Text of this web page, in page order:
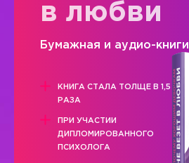
в любви
Бумажная и аудио-книги
КНИГА СТАЛА ТОЛЩЕ В 1,5
РАЗА
ПРИ УЧАСТИИ
ДИПЛОМИРОВАННОГО
ПСИХОЛОГА